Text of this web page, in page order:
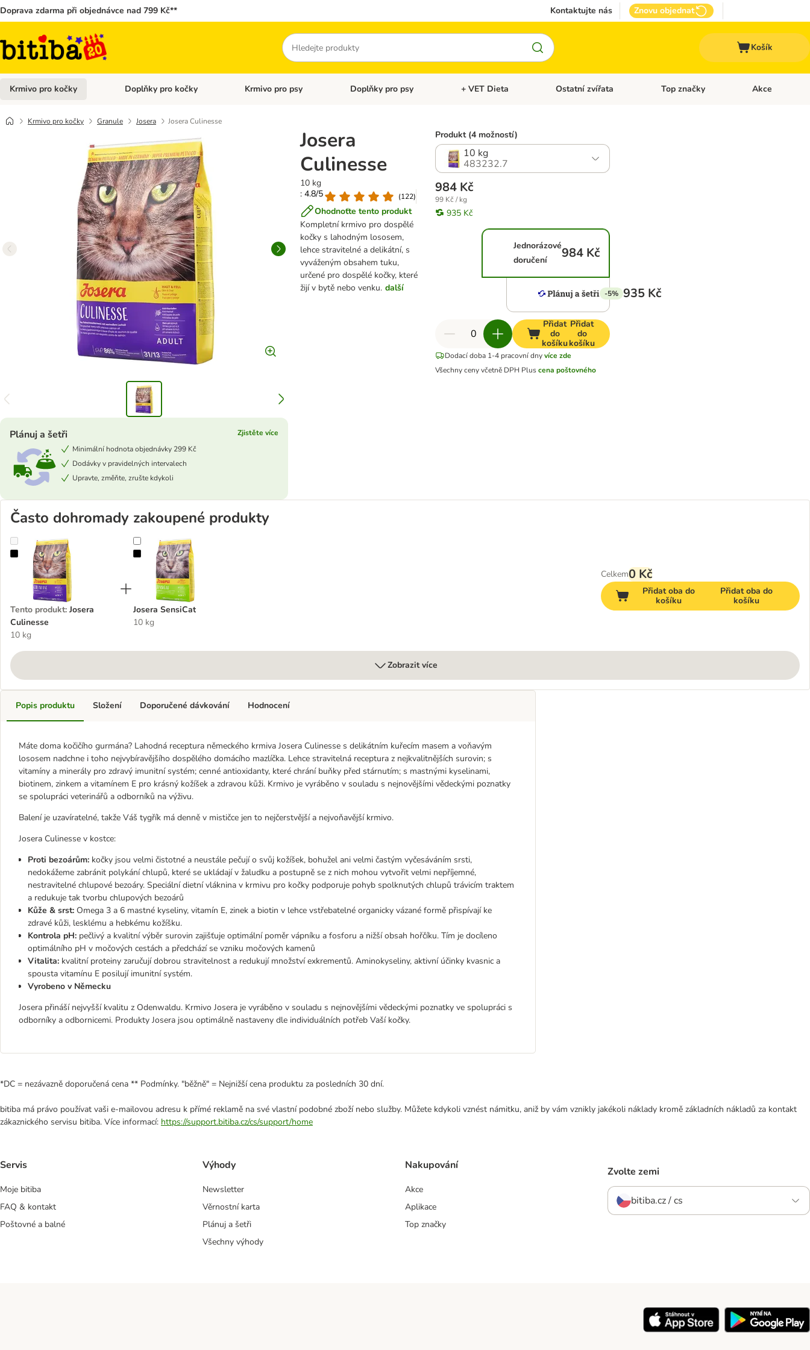
Doprava zdarma při objednávce nad 799 Kč** Kontaktujte nás Znovu objednat
Hledat
Košík
Krmivo pro kočky Otevřít menu: Krmivo pro kočky
Doplňky pro kočky Otevřít menu: Doplňky pro kočky
Krmivo pro psy Otevřít menu: Krmivo pro psy
Doplňky pro psy Otevřít menu: Doplňky pro psy
+ VET Dieta Otevřít menu: + VET Dieta
Ostatní zvířata Otevřít menu: Ostatní zvířata
Top značky Otevřít menu:
Akce
Krmivo pro kočky Granule Josera Josera Culinesse
Josera
Culinesse
10 kg
: 4.8/5
(122)
Ohodnoťte tento produkt
Kompletní krmivo pro dospělé
kočky s lahodným lososem,
lehce stravitelné a delikátní, s
vyváženým obsahem tuku,
určené pro dospělé kočky, které
žijí v bytě nebo venku. další
Plánuj a šetři
Zjistěte více
Minimální hodnota objednávky 299 Kč
Dodávky v pravidelných intervalech
Upravte, změňte, zrušte kdykoli
Produkt (4 možností)
10 kg
483232.7
984 Kč
99 Kč / kg
935 Kč
Jednorázové
doručení
984 Kč
-5% 935 Kč
Přidat
do
košíku
Přidat
do
košíku
Dodací doba 1-4 pracovní dnyvíce zde
Všechny ceny včetně DPH Pluscena poštovného
Často dohromady zakoupené produkty
Josera Culinesse
Tento produkt: Josera
Culinesse
10 kg
Josera SensiCat
Josera SensiCat
10 kg
Celkem0 Kč
Přidat oba do
košíku
Přidat oba do
košíku
Zobrazit více
Popis produktu
Máte doma kočičího gurmána? Lahodná receptura německého krmiva Josera Culinesse s delikátním kuřecím masem a voňavým
lososem nadchne i toho nejvybíravějšího dospělého domácího mazlíčka. Lehce stravitelná receptura z nejkvalitnějších surovin; s
vitamíny a minerály pro zdravý imunitní systém; cenné antioxidanty, které chrání buňky před stárnutím; s mastnými kyselinami,
biotinem, zinkem a vitamínem E pro krásný kožíšek a zdravou kůži. Krmivo je vyráběno v souladu s nejnovějšími vědeckými poznatky
se spolupráci veterinářů a odborníků na výživu.
Balení je uzavíratelné, takže Váš tygřík má denně v mističce jen to nejčerstvější a nejvoňavější krmivo.
Josera Culinesse v kostce:
Proti bezoárům: kočky jsou velmi čistotné a neustále pečují o svůj kožíšek, bohužel ani velmi častým vyčesáváním srsti,
nedokážeme zabránit polykání chlupů, které se ukládají v žaludku a postupně se z nich mohou vytvořit velmi nepříjemné,
nestravitelné chlupové bezoáry. Speciální dietní vláknina v krmivu pro kočky podporuje pohyb spolknutých chlupů trávicím traktem
a redukuje tak tvorbu chlupových bezoárů
Kůže & srst: Omega 3 a 6 mastné kyseliny, vitamín E, zinek a biotin v lehce vstřebatelné organicky vázané formě přispívají ke
zdravé kůži, lesklému a hebkému kožíšku.
Kontrola pH: pečlivý a kvalitní výběr surovin zajišťuje optimální poměr vápníku a fosforu a nižší obsah hořčíku. Tím je docíleno
optimálního pH v močových cestách a předchází se vzniku močových kamenů
Vitalita: kvalitní proteiny zaručují dobrou stravitelnost a redukují množství exkrementů. Aminokyseliny, aktivní účinky kvasnic a
spousta vitamínu E posilují imunitní systém.
Vyrobeno v Německu
Josera přináší nejvyšší kvalitu z Odenwaldu. Krmivo Josera je vyráběno v souladu s nejnovějšími vědeckými poznatky ve spolupráci s
odborníky a odbornicemi. Produkty Josera jsou optimálně nastaveny dle individuálních potřeb Vaší kočky.
Složení Doporučené dávkování Hodnocení
*DC = nezávazně doporučená cena ** Podmínky. "běžně" = Nejnižší cena produktu za posledních 30 dní.
bitiba má právo používat vaši e-mailovou adresu k přímé reklamě na své vlastní podobné zboží nebo služby. Můžete kdykoli vznést námitku, aniž by vám vznikly jakékoli náklady kromě základních nákladů za kontakt
zákaznického servisu bitiba. Více informací: https://support.bitiba.cz/cs/support/home
Servis
Moje bitiba
FAQ & kontakt
Poštovné a balné
Výhody
Newsletter
Věrnostní karta
Plánuj a šetři
Všechny výhody
Nakupování
Akce
Aplikace
Top značky
Zvolte zemi
bitiba.cz / cs